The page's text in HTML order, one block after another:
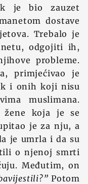
je bio zauzet
dostave
Trebalo je
odgojiti ih,
probleme.
primjećivao je
i onih koji nisu
muslimana.
žene koja je se
je za nju, a
je umrla i da su
o njenoj smrti
Međutim, on
Potom